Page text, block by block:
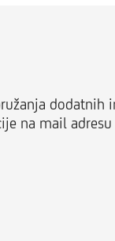
dodatnih
na mail adresu